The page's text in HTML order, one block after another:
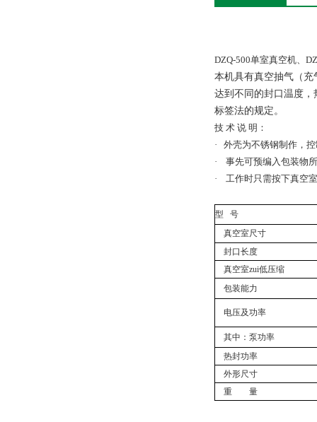
DZQ-500单室真空机、
本机具有真空抽气（
达到不同的封口温度
标签法的规定。
技 术 说 明：
· 外壳为不锈钢制作，
· 事先可预编入包装物
· 工作时只需按下真空
型
号
真空室尺寸
封口长度
真空室zui低压缩
包装能力
电压及功率
其中：泵功率
热封功率
外形尺寸
重 量